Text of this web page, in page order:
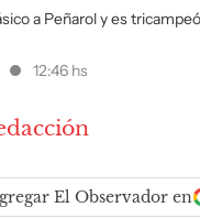
a Peñarol y es
12:46 hs
El Observador en